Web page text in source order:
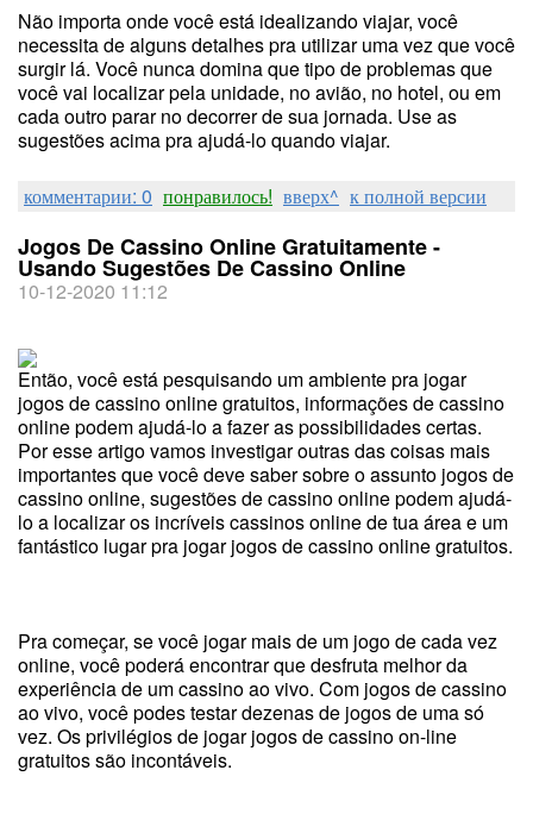
Não importa onde você está idealizando viajar, você
necessita de alguns detalhes pra utilizar uma vez que você
surgir lá. Você nunca domina que tipo de problemas que
você vai localizar pela unidade, no avião, no hotel, ou em
cada outro parar no decorrer de sua jornada. Use as
sugestões acima pra ajudá-lo quando viajar.
комментарии: 0 понравилось! вверх^ к полной версии
Jogos De Cassino Online Gratuitamente -
Usando Sugestões De Cassino Online
10-12-2020 11:12
Então, você está pesquisando um ambiente pra jogar
jogos de cassino online gratuitos, informações de cassino
online podem ajudá-lo a fazer as possibilidades certas.
Por esse artigo vamos investigar outras das coisas mais
importantes que você deve saber sobre o assunto jogos de
cassino online, sugestões de cassino online podem ajudá-
lo a localizar os incríveis cassinos online de tua área e um
fantástico lugar pra jogar jogos de cassino online gratuitos.
Pra começar, se você jogar mais de um jogo de cada vez
online, você poderá encontrar que desfruta melhor da
experiência de um cassino ao vivo. Com jogos de cassino
ao vivo, você podes testar dezenas de jogos de uma só
vez. Os privilégios de jogar jogos de cassino on-line
gratuitos são incontáveis.